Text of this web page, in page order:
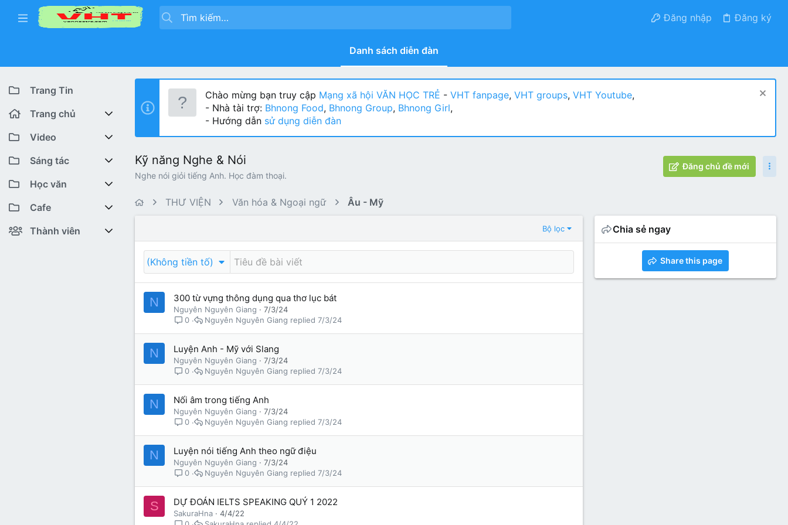
Đăng nhập Đăng ký
Danh sách diễn đàn
Trang Tin
Trang chủ
Diễn đàn
Bài viết mới
Có gì mới
Featured content
Bài viết mới
Video
Youtube VHT News
Youtube VHT
Tiktok
Sáng tác
Cuộc thi viết
Trại sáng tác
Liên hệ BTC
Học văn
Lớp 12
Lớp 11
Cafe
Cafe Văn chương
Thành viên
Chào mừng bạn truy cập Mạng xã hội VĂN HỌC TRẺ - VHT fanpage, VHT groups, VHT Youtube,
- Nhà tài trợ: Bhnong Food, Bhnong Group, Bhnong Girl,
- Hướng dẫn sử dụng diễn đàn
Kỹ năng Nghe & Nói
Nghe nói giỏi tiếng Anh. Học đàm thoại.
Đăng chủ đề mới
THƯ VIỆN Văn hóa & Ngoại ngữ Âu - Mỹ
Bộ lọc
(Không tiền tố)
N 300 từ vựng thông dụng qua thơ lục bát
Nguyên Nguyên Giang
7/3/24
0
7/3/24
Nguyên Nguyên Giang
N Luyện Anh - Mỹ với Slang
Nguyên Nguyên Giang
7/3/24
0
7/3/24
Nguyên Nguyên Giang
N Nối âm trong tiếng Anh
Nguyên Nguyên Giang
7/3/24
0
7/3/24
Nguyên Nguyên Giang
N Luyện nói tiếng Anh theo ngữ điệu
Nguyên Nguyên Giang
7/3/24
0
7/3/24
Nguyên Nguyên Giang
S DỰ ĐOÁN IELTS SPEAKING QUÝ 1 2022
SakuraHna
4/4/22
Chia sẻ ngay
Share this page